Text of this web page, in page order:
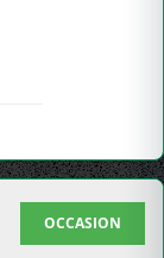
OCCASION